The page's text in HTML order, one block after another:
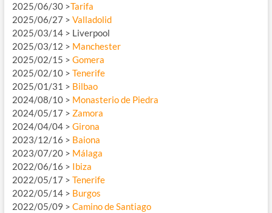
2025/06/30 >Tarifa
2025/06/27 > Valladolid
2025/03/14 > Liverpool
2025/03/12 > Manchester
2025/02/15 > Gomera
2025/02/10 > Tenerife
2025/01/31 > Bilbao
2024/08/10 > Monasterio de Piedra
2024/05/17 > Zamora
2024/04/04 > Girona
2023/12/16 > Baiona
2023/07/20 > Málaga
2022/06/16 > Ibiza
2022/05/17 > Tenerife
2022/05/14 > Burgos
2022/05/09 > Camino de Santiago